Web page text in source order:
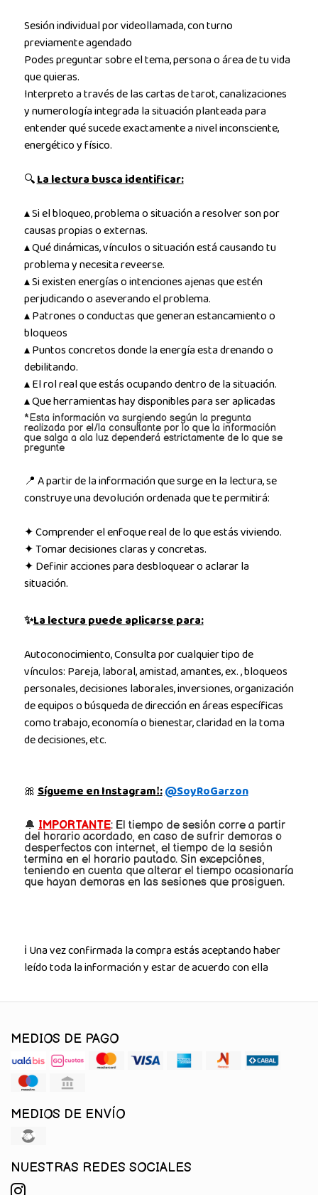
Sesión individual por videollamada, con turno
previamente agendado
Podes preguntar sobre el tema, persona o área de tu vida
que quieras.
Interpreto a través de las cartas de tarot, canalizaciones
y numerología integrada la situación planteada para
entender qué sucede exactamente a nivel inconsciente,
energético y físico.
🔍La lectura busca identificar:
▴ Si el bloqueo, problema o situación a resolver son por
causas propias o externas.
▴ Qué dinámicas, vínculos o situación está causando tu
problema y necesita reveerse.
▴ Si existen energías o intenciones ajenas que estén
perjudicando o aseverando el problema.
▴ Patrones o conductas que generan estancamiento o
bloqueos
▴ Puntos concretos donde la energía esta drenando o
debilitando.
▴ El rol real que estás ocupando dentro de la situación.
▴ Que herramientas hay disponibles para ser aplicadas
*Esta información va surgiendo según la pregunta
realizada por el/la consultante por lo que la información
que salga a ala luz dependerá estrictamente de lo que se
pregunte
📍 A partir de la información que surge en la lectura, se
construye una devolución ordenada que te permitirá:
✦ Comprender el enfoque real de lo que estás viviendo.
✦ Tomar decisiones claras y concretas.
✦ Definir acciones para desbloquear o aclarar la
situación.
✨La lectura puede aplicarse para:
Autoconocimiento, Consulta por cualquier tipo de
vínculos: Pareja, laboral, amistad, amantes, ex. , bloqueos
personales, decisiones laborales, inversiones, organización
de equipos o búsqueda de dirección en áreas específicas
como trabajo, economía o bienestar, claridad en la toma
de decisiones, etc.
🎀Sígueme en Instagramǃ:@SoyRoGarzon
🔔 IMPORTANTE: El tiempo de sesión corre a partir
del horario acordado, en caso de sufrir demoras o
desperfectos con internet, el tiempo de la sesión
termina en el horario pautado. Sin excepciónes,
teniendo en cuenta que alterar el tiempo ocasionaría
que hayan demoras en las sesiones que prosiguen.
ℹ️ Una vez confirmada la compra estás aceptando haber
leído toda la información y estar de acuerdo con ella
MEDIOS DE PAGO
MEDIOS DE ENVÍO
NUESTRAS REDES SOCIALES